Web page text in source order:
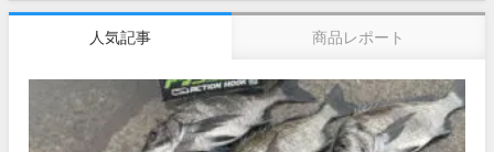
人気記事 商品レポート